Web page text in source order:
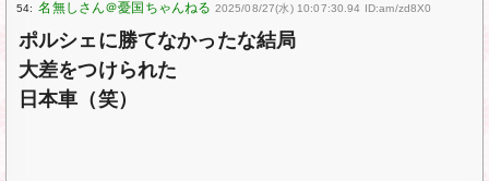
54: 2025/08/27(水) 10:07:30.94 ID:am/zd8X0
ポルシェに勝てなかったな結局
大差をつけられた
日本車（笑）